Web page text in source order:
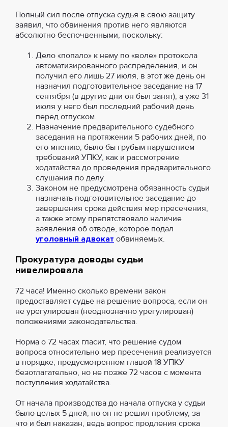
Полный сил после отпуска судья в свою защиту
заявил, что обвинения против него являются
абсолютно беспочвенными, поскольку:
Дело «попало» к нему по «воле» протокола
автоматизированного распределения, и он
получил его лишь 27 июля, в этот же день он
назначил подготовительное заседание на 17
сентября (в другие дни он был занят), а уже 31
июля у него был последний рабочий день
перед отпуском.
Назначение предварительного судебного
заседания на протяжении 5 рабочих дней, по
его мнению, было бы грубым нарушением
требований УПКУ, как и рассмотрение
ходатайства до проведения предварительного
слушания по делу.
Законом не предусмотрена обязанность судьи
назначать подготовительное заседание до
завершения срока действия мер пресечения,
а также этому препятствовало наличие
заявления об отводе, которое подал
уголовный адвокат обвиняемых.
Прокуратура доводы судьи
нивелировала
72 часа! Именно сколько времени закон
предоставляет судье на решение вопроса, если он
не урегулирован (неоднозначно урегулирован)
положениями законодательства.
Норма о 72 часах гласит, что решение судом
вопроса относительно мер пресечения реализуется
в порядке, предусмотренном главой 18 УПКУ
безотлагательно, но не позже 72 часов с момента
поступления ходатайства.
От начала производства до начала отпуска у судьи
было целых 5 дней, но он не решил проблему, за
что и был наказан, ведь вопрос продления срока